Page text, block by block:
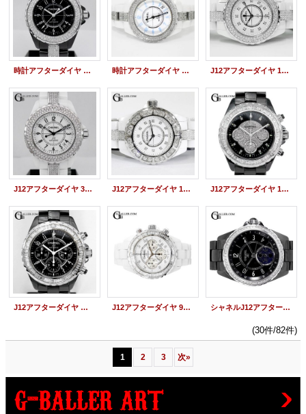
時計アフターダイヤ シャネル J12アフターダイヤ 38mm ベゼルダイヤ/ブレスダイヤ 時計アフターダイヤ シャネル J12アフターダイヤ 限定ブルーライト 38mm ベゼルダイヤ/ブレスダイヤ J12アフターダイヤ 12P H1628 33mm ベゼルダイヤ&センターブレスダイヤ
J12アフターダイヤ 38mm ベゼルダイヤ/ブレスダイヤ J12アフターダイヤ 11P 33mm ラージダイヤベゼル/ブレスダイヤ J12アフターダイヤ 100本限定仕様 バゲットダイヤベゼル
J12アフターダイヤ クロノグラフ バゲットダイヤベゼル J12アフターダイヤ 9Pクロノグラフ バゲットダイヤベゼル シャネルJ12アフターダイヤ ファーズドゥリュヌ 黒 ベゼルダイヤ
(30件/82件)
1 2 3 次»